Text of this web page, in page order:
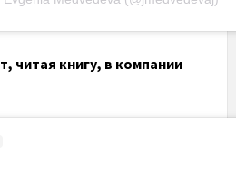
читая книгу, в компании